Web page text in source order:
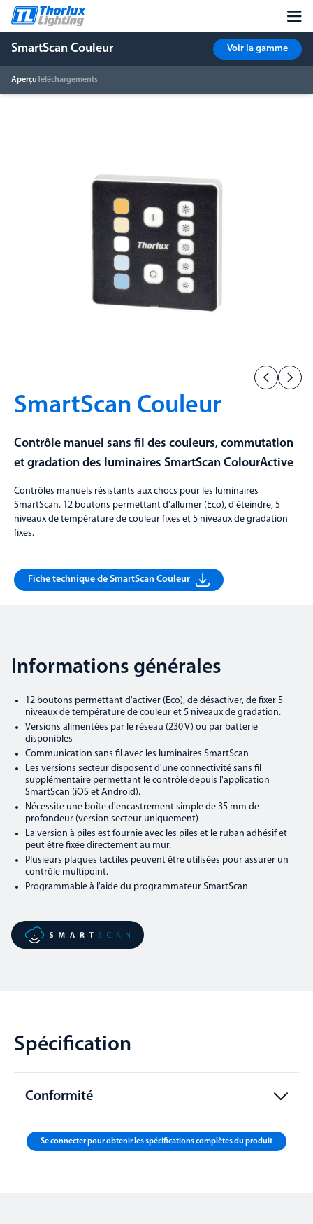
SmartScan Couleur
Aperçu Téléchargements
Voir la gamme
SmartScan Couleur
Contrôle manuel sans fil des couleurs, commutation
et gradation des luminaires SmartScan ColourActive
Contrôles manuels résistants aux chocs pour les luminaires
SmartScan. 12 boutons permettant d'allumer (Eco), d'éteindre, 5
niveaux de température de couleur fixes et 5 niveaux de gradation
fixes.
Fiche technique de SmartScan Couleur
Informations générales
12 boutons permettant d'activer (Eco), de désactiver, de fixer 5
niveaux de température de couleur et 5 niveaux de gradation.
Versions alimentées par le réseau (230 V) ou par batterie
disponibles
Communication sans fil avec les luminaires SmartScan
Les versions secteur disposent d'une connectivité sans fil
supplémentaire permettant le contrôle depuis l'application
SmartScan (iOS et Android).
Nécessite une boîte d'encastrement simple de 35 mm de
profondeur (version secteur uniquement)
La version à piles est fournie avec les piles et le ruban adhésif et
peut être fixée directement au mur.
Plusieurs plaques tactiles peuvent être utilisées pour assurer un
contrôle multipoint.
Programmable à l'aide du programmateur SmartScan
Spécification
Conformité
Se connecter pour obtenir les spécifications complètes du produit